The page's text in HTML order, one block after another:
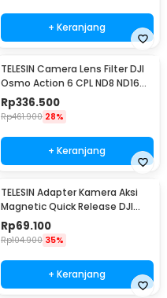
+ Keranjang
TELESIN Camera Lens Filter DJI
Osmo Action 6 CPL ND8 ND16
ND32 - S5-FLT-40
Rp336.500
Rp461.900 28%
+ Keranjang
TELESIN Adapter Kamera Aksi
Magnetic Quick Release DJI
OSMO Nano - S7-JBK-25-TDJ
Rp69.100
Rp104.900 35%
+ Keranjang